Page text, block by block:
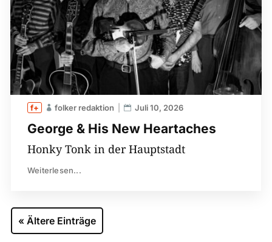
George & His New Heartaches
folker redaktion Juli 10, 2026
Honky Tonk in der Hauptstadt
Weiterlesen...
« Ältere Einträge